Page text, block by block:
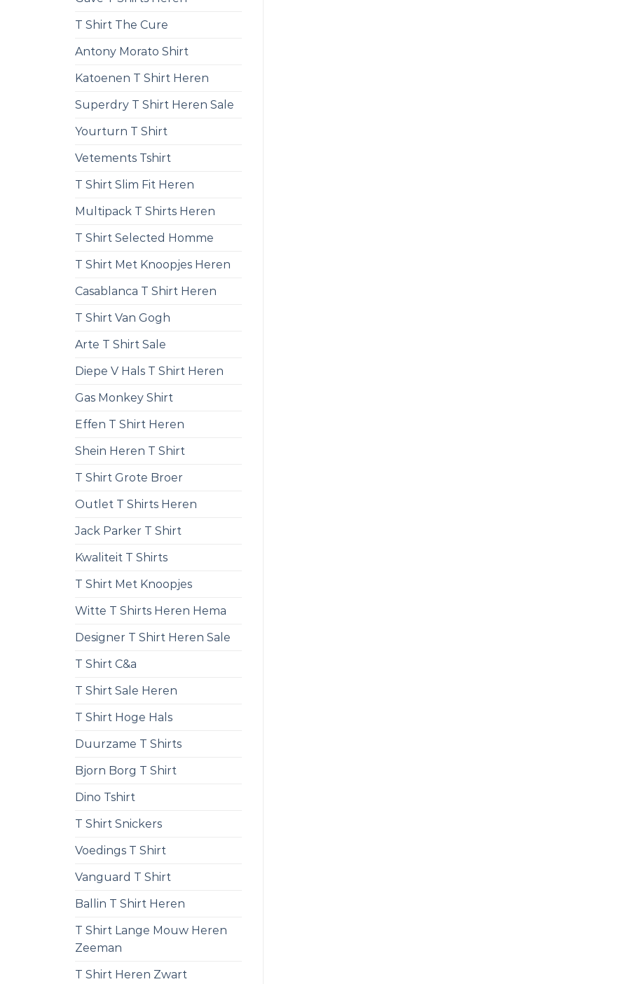
T Shirt The Cure
Antony Morato Shirt
Katoenen T Shirt Heren
Superdry T Shirt Heren Sale
Yourturn T Shirt
Vetements Tshirt
T Shirt Slim Fit Heren
Multipack T Shirts Heren
T Shirt Selected Homme
T Shirt Met Knoopjes Heren
Casablanca T Shirt Heren
T Shirt Van Gogh
Arte T Shirt Sale
Diepe V Hals T Shirt Heren
Gas Monkey Shirt
Effen T Shirt Heren
Shein Heren T Shirt
T Shirt Grote Broer
Outlet T Shirts Heren
Jack Parker T Shirt
Kwaliteit T Shirts
T Shirt Met Knoopjes
Witte T Shirts Heren Hema
Designer T Shirt Heren Sale
T Shirt C&a
T Shirt Sale Heren
T Shirt Hoge Hals
Duurzame T Shirts
Bjorn Borg T Shirt
Dino Tshirt
T Shirt Snickers
Voedings T Shirt
Vanguard T Shirt
Ballin T Shirt Heren
T Shirt Lange Mouw Heren
Zeeman
T Shirt Heren Zwart